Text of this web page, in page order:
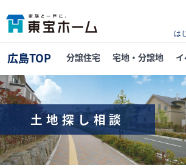
は
東宝ホームの家づくり
家がお施主様にとって「満
家」になっている事を目指
広島TOP 分譲住宅 宅地・分譲地
土地探し相談